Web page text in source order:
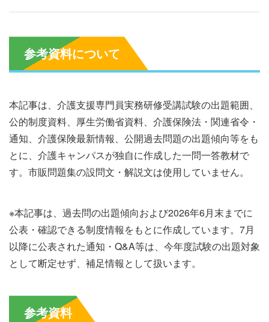
参考資料について
本記事は、介護支援専門員実務研修受講試験の出題範囲、
公的制度資料、厚生労働省資料、介護保険法・関連省令・
通知、介護保険最新情報、公開過去問題の出題傾向等をも
とに、介護キャンパスが独自に作成した一問一答教材で
す。市販問題集の設問文・解説文は使用していません。
※本記事は、過去問の出題傾向および2026年6月末までに
公表・確認できる制度情報をもとに作成しています。7月
以降に公表された通知・Q&A等は、今年度試験の出題対象
として断定せず、補足情報として扱います。
参考資料